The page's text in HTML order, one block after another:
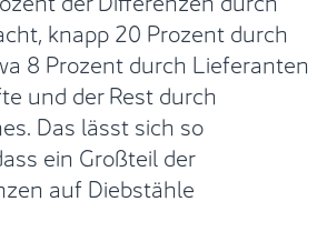
knapp 20 Prozent durch
8 Prozent durch Lieferanten
und der Rest durch
Das lässt sich so
ein Großteil der
auf Diebstähle